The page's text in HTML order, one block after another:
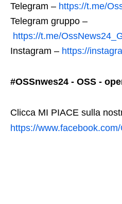
Telegram – https://t.me/
Telegram gruppo –
https://t.me/
Instagram – https://
#OSSnwes24 - OSS -
Clicca MI PIACE sulla
https://